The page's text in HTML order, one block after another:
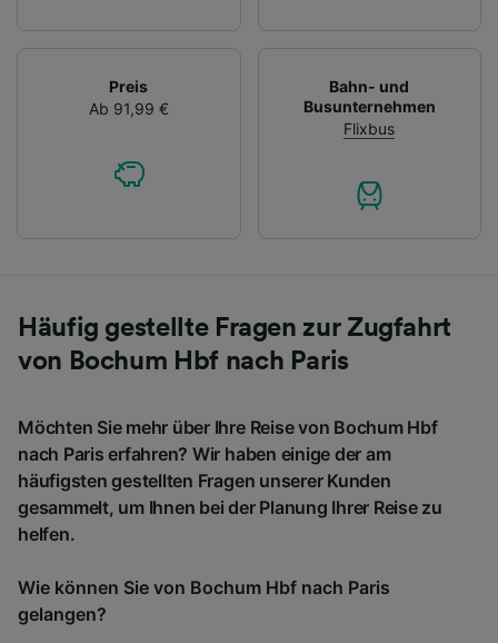
Preis
Ab 91,99 €
Bahn- und
Busunternehmen
Flixbus
Häufig gestellte Fragen zur Zugfahrt
von Bochum Hbf nach Paris
Möchten Sie mehr über Ihre Reise von Bochum Hbf
nach Paris erfahren? Wir haben einige der am
häufigsten gestellten Fragen unserer Kunden
gesammelt, um Ihnen bei der Planung Ihrer Reise zu
helfen.
Wie können Sie von Bochum Hbf nach Paris
gelangen?